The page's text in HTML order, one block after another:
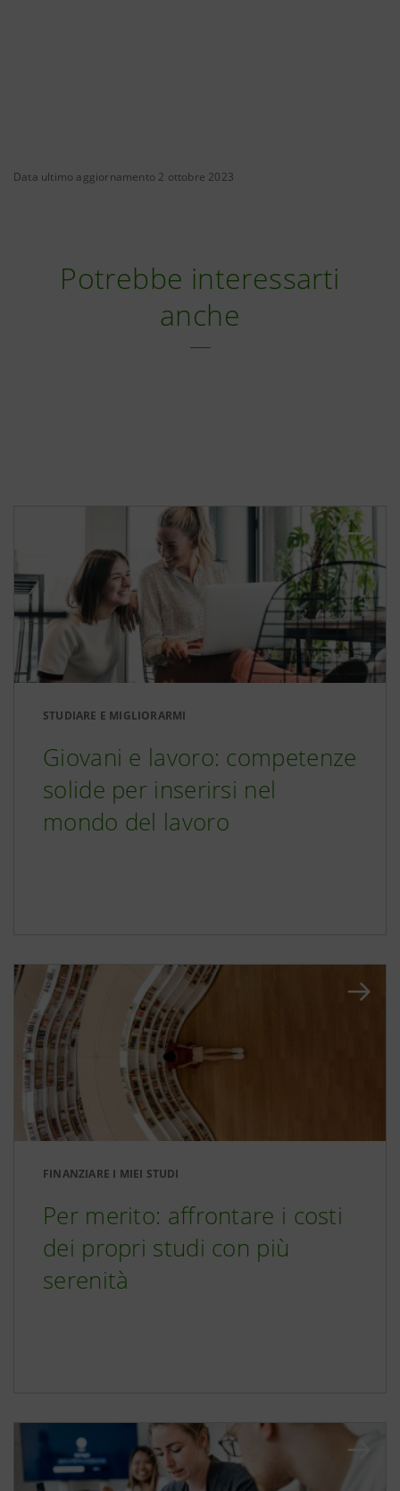
Data ultimo aggiornamento 2 ottobre 2023
Potrebbe interessarti
anche
STUDIARE E MIGLIORARMI
Giovani e lavoro: competenze
solide per inserirsi nel
mondo del lavoro
FINANZIARE I MIEI STUDI
Per merito: affrontare i costi
dei propri studi con più
serenità